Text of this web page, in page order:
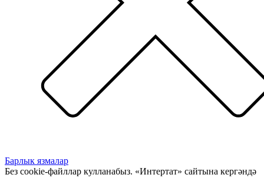
Барлык язмалар
Без cookie-файллар кулланабыз. «Интертат» сайтына кергәндә